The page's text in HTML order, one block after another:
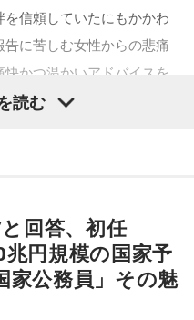
信頼していたにもかかわ
に苦しむ女性からの悲痛
かつ温かいアドバイスを
いました。男性は私の1つ
読む
回答、初任
円規模の国家予
家公務員」その魅